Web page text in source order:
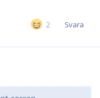
2 Svara